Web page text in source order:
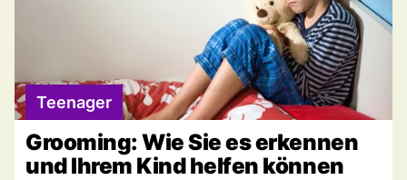
Teenager
Grooming: Wie Sie es erkennen
und Ihrem Kind helfen können